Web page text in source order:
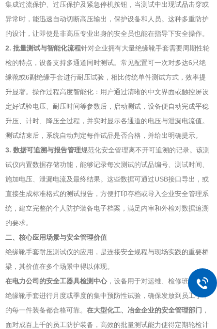
集成过流保护、过压保护及紧急停机按钮，当测试中出现试品击穿或
异常时，能迅速自动切断高压输出，保护设备和人员。这种多重防护
的设计，让即使是非高压专业出身的安全员也能在指导下安全操作。
2. 批量测试与智能化流程针对企业拥有大量绝缘靴手套需要周期性轮
检的特点，设备支持多通道同时测试。常见配置可一次对多达6只绝
缘靴或6副绝缘手套进行耐压试验，相比传统单件测试方式，效率提
升显著。操作过程高度智能化：用户通过清晰的中文界面或触控屏设
定好试验电压、耐压时间等参数后，启动测试，设备便自动完成平稳
升压、计时、降压全过程，并实时显示各通道的电压与泄漏电流值。
测试结束后，系统自动判定每件试品是否合格，并给出明确提示。
3. 数据可追溯与报告管理规范化安全管理离不开可追溯的记录。该测
试仪内置数据存储功能，能够记录每次测试的试品编号、测试时间、
施加电压、泄漏电流及最终结果。这些数据可通过USB接口导出，或
直接生成标准格式的测试报告，方便打印存档或导入企业安全管理系
统，建立完整的个人防护装备电子档案，满足内审和外检对数据追溯
的要求。
二、核心应用场景与安全管理价值
绝缘靴手套耐压测试仪的应用，是连接安全规程与现场实践的重要桥
梁，其价值在多个场景中得以体现。
在电力公司的安全工器具检测中心，设备用于对运维、检修班组所有
绝缘靴手套进行月度或季度的集中预防性试验，确保发放到员工手中
的每一件装备都合格可靠。在大型化工、冶金企业的安全管理部门 ，
面对成百上千的员工防护装备，高效的批量测试能力使得定期轮检计